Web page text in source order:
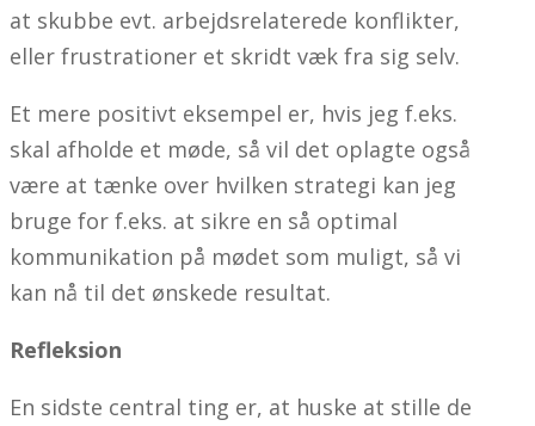
at skubbe evt. arbejdsrelaterede konflikter,
eller frustrationer et skridt væk fra sig selv.
Et mere positivt eksempel er, hvis jeg f.eks.
skal afholde et møde, så vil det oplagte også
være at tænke over hvilken strategi kan jeg
bruge for f.eks. at sikre en så optimal
kommunikation på mødet som muligt, så vi
kan nå til det ønskede resultat.
Refleksion
En sidste central ting er, at huske at stille de